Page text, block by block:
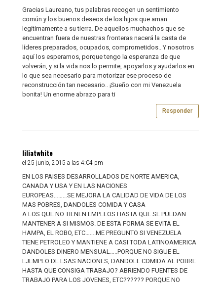
Gracias Laureano, tus palabras recogen un sentimiento
común y los buenos deseos de los hijos que aman
legítimamente a su tierra. De aquellos muchachos que se
encuentran fuera de nuestras fronteras nacerá la casta de
líderes preparados, ocupados, comprometidos.. Y nosotros
aquí los esperamos, porque tengo la esperanza de que
volverán, y si la vida nos lo permite, apoyarlos y ayudarlos en
lo que sea necesario para motorizar ese proceso de
reconstrucción tan necesario.. ¡Sueño con mi Venezuela
bonita! Un enorme abrazo para ti
Responder
liliatwhite
el 25 junio, 2015 a las 4:04 pm
EN LOS PAISES DESARROLLADOS DE NORTE AMERICA,
CANADA Y USA Y EN LAS NACIONES
EUROPEAS………SE MEJORA LA CALIDAD DE VIDA DE LOS
MAS POBRES, DANDOLES COMIDA Y CASA
A LOS QUE NO TIENEN EMPLEOS HASTA QUE SE PUEDAN
MANTENER A SI MISMOS. DE ESTA FORMA SE EVITA EL
HAMPA, EL ROBO, ETC…….ME PREGUNTO SI VENEZUELA
TIENE PETROLEO Y MANTIENE A CASI TODA LATINOAMERICA
DANDOLES DINERO MENSUAL…..PORQUE NO SIGUE EL
EJEMPLO DE ESAS NACIONES, DANDOLE COMIDA AL POBRE
HASTA QUE CONSIGA TRABAJO? ABRIENDO FUENTES DE
TRABAJO PARA LOS JOVENES, ETC?????? PORQUE NO